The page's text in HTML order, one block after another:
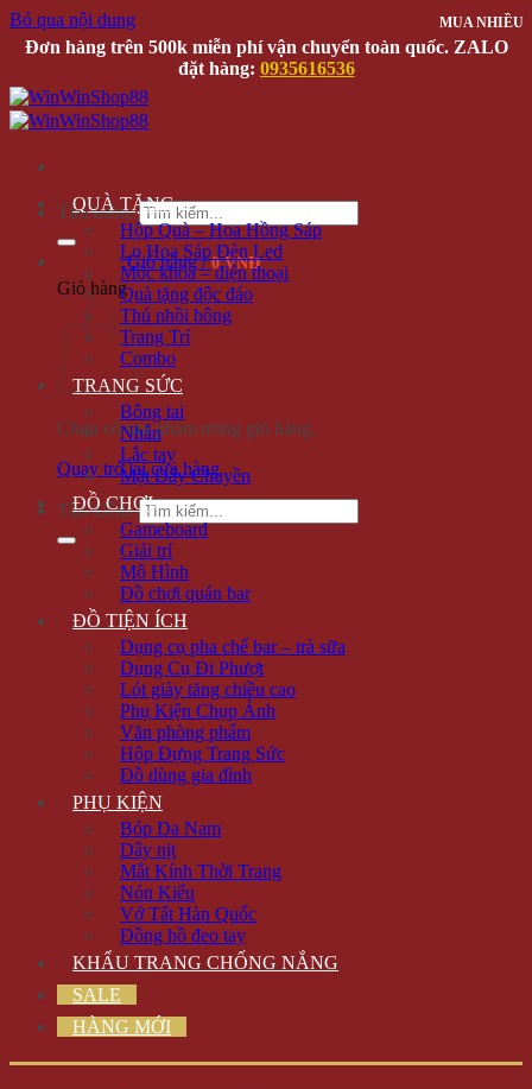
Bỏ qua nội dung
Đơn hàng trên 500k miễn phí vận chuyển toàn quốc. ZALO
đặt hàng: 0935616536
Tìm kiếm:
Giỏ hàng /0 VNĐ
Giỏ hàng
Chưa có sản phẩm trong giỏ hàng.
Quay trở lại cửa hàng
Tìm kiếm:
QUÀ TẶNG
Hộp Quà – Hoa Hồng Sáp
Lọ Hoa Sáp Đèn Led
Móc khóa – điện thoại
Quà tặng độc đáo
Thú nhồi bông
Trang Trí
Combo
TRANG SỨC
Bông tai
Nhẫn
Lắc tay
Mặt Dây Chuyền
ĐỒ CHƠI
Gameboard
Giải trí
Mô Hình
Đồ chơi quán bar
ĐỒ TIỆN ÍCH
Dụng cụ pha chế bar – trà sữa
Dụng Cụ Đi Phượt
Lót giày tăng chiều cao
Phụ Kiện Chụp Ảnh
Văn phòng phẩm
Hộp Đựng Trang Sức
Đồ dùng gia đình
PHỤ KIỆN
Bóp Da Nam
Dây nịt
Mắt Kính Thời Trang
Nón Kiểu
Vớ Tất Hàn Quốc
Đồng hồ đeo tay
KHẨU TRANG CHỐNG NẮNG
SALE
HÀNG MỚI
MUA NHIỀU
MUA NHIỀU